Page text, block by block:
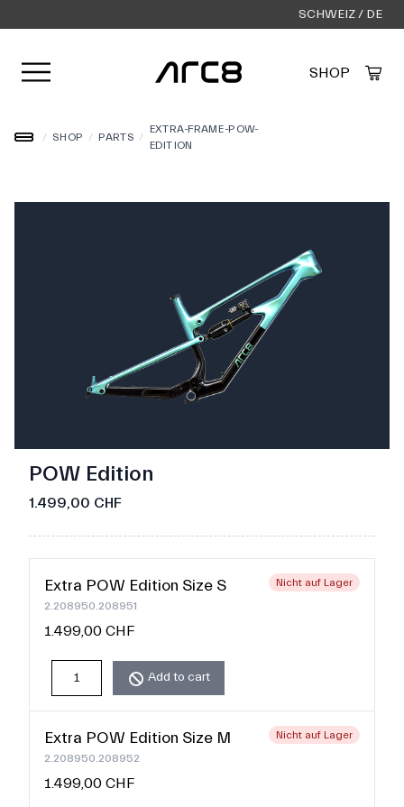
SCHWEIZ / DE
Menü öffnen SHOP
/ SHOP / PARTS /
EXTRA-FRAME-POW-
EDITION
POW Edition
1.499,00 CHF
Extra POW Edition Size S
2.208950.208951
Nicht auf Lager
1.499,00 CHF
Add to cart
Extra POW Edition Size M
2.208950.208952
Nicht auf Lager
1.499,00 CHF